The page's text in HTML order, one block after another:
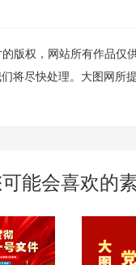
版权，网站所有作品仅
将尽快处理。大图网所
能会喜欢的